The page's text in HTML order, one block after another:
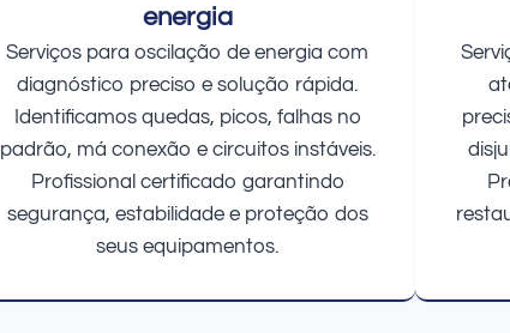
energia
Serviços para oscilação de energia com
diagnóstico preciso e solução rápida.
Identificamos quedas, picos, falhas no
padrão, má conexão e circuitos instáveis.
Profissional certificado garantindo
segurança, estabilidade e proteção dos
seus equipamentos.